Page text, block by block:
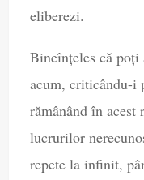
eliberezi.
Bineînțeles că poți
acum, criticându-i
rămânând în
lucrurilor
repete la infinit,